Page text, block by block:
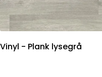
Vinyl - Plank lysegrå